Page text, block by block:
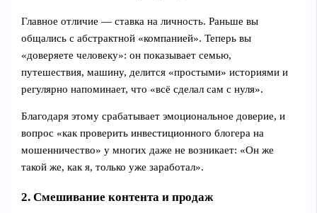
Главное отличие — ставка на личность. Раньше вы
общались с абстрактной «компанией». Теперь вы
«доверяете человеку»: он показывает семью,
путешествия, машину, делится «простыми» историями и
регулярно напоминает, что «всё сделал сам с нуля».
Благодаря этому срабатывает эмоциональное доверие, и
вопрос «как проверить инвестиционного блогера на
мошенничество» у многих даже не возникает: «Он же
такой же, как я, только уже заработал».
2. Смешивание контента и продаж